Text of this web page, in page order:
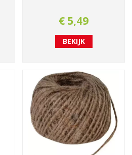
€ 5,49
BEKIJK